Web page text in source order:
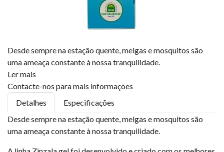
Desde sempre na estação quente, melgas e mosquitos são
uma ameaça constante à nossa tranquilidade.
Ler mais
Contacte-nos para mais informações
Detalhes
Especificações
Desde sempre na estação quente, melgas e mosquitos são
uma ameaça constante à nossa tranquilidade.